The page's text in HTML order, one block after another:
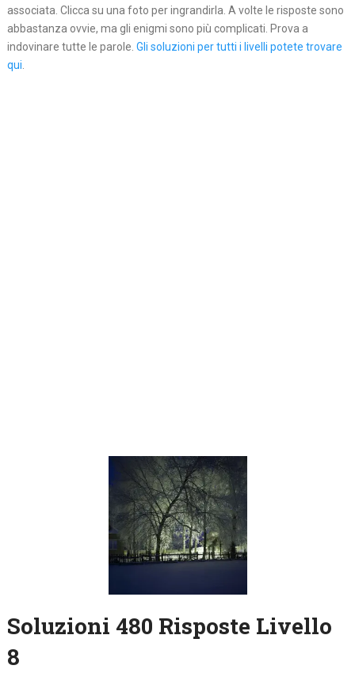
associata. Clicca su una foto per ingrandirla. A volte le risposte sono
abbastanza ovvie, ma gli enigmi sono più complicati. Prova a
indovinare tutte le parole. Gli soluzioni per tutti i livelli potete trovare
qui.
Soluzioni 480 Risposte Livello
8